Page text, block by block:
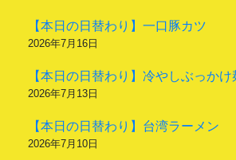
【本日の日替わり】一口豚カツ
2026年7月16日
【本日の日替わり】冷やしぶっかけ
2026年7月13日
【本日の日替わり】台湾ラーメン
2026年7月10日